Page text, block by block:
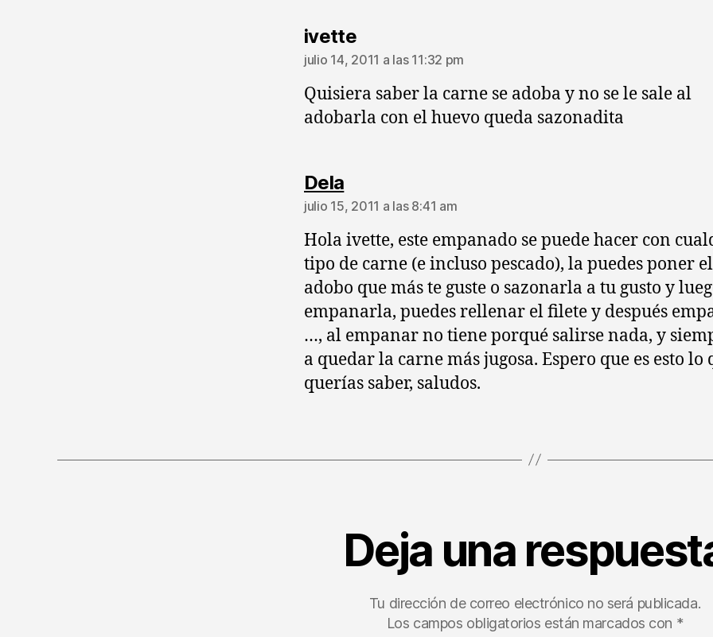
ivettedice:
julio 14, 2011 a las 11:32 pm
Quisiera saber la carne se adoba y no se le sale al
adobarla con el huevo queda sazonadita
Deladice:
julio 15, 2011 a las 8:41 am
Hola ivette, este empanado se puede hacer con
tipo de carne (e incluso pescado), la puedes poner el
adobo que más te guste o sazonarla a tu gusto y
empanarla, puedes rellenar el filete y después
…, al empanar no tiene porqué salirse nada, y
a quedar la carne más jugosa. Espero que es esto lo
querías saber, saludos.
Deja una
Tu dirección de correo electrónico no será publicada.
Los campos obligatorios están marcados con *